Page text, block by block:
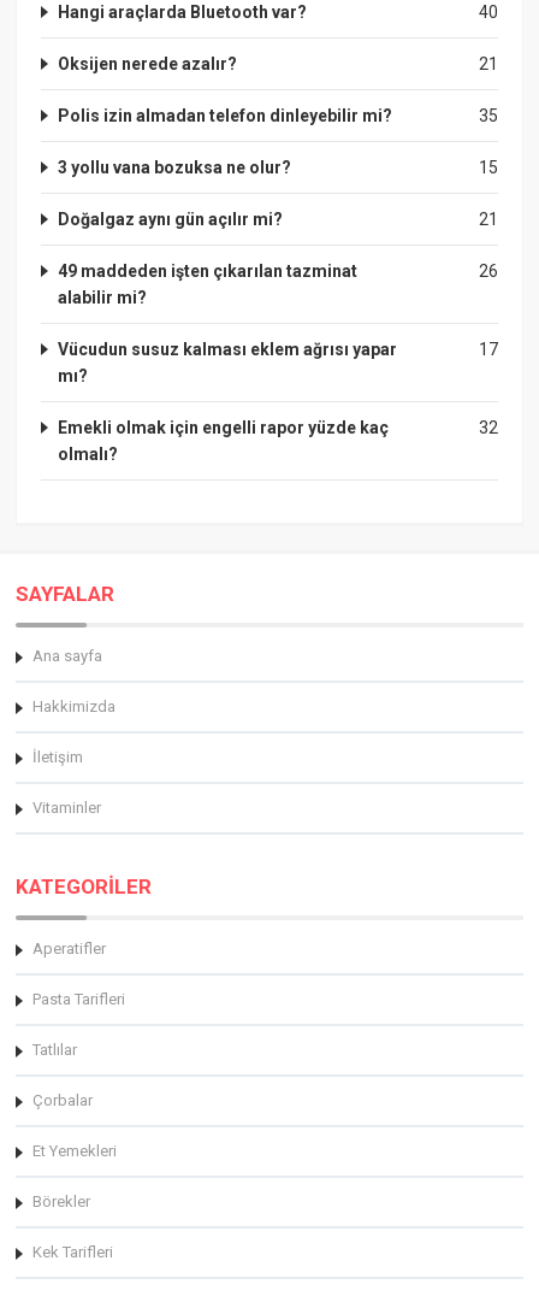
40
Hangi araçlarda Bluetooth var?
21
Oksijen nerede azalır?
35
Polis izin almadan telefon dinleyebilir mi?
15
3 yollu vana bozuksa ne olur?
21
Doğalgaz aynı gün açılır mi?
26
49 maddeden işten çıkarılan tazminat
alabilir mi?
17
Vücudun susuz kalması eklem ağrısı yapar
mı?
32
Emekli olmak için engelli rapor yüzde kaç
olmalı?
SAYFALAR
Ana sayfa
Hakkimizda
İletişim
Vitaminler
KATEGORİLER
Aperatifler
Pasta Tarifleri
Tatlılar
Çorbalar
Et Yemekleri
Börekler
Kek Tarifleri